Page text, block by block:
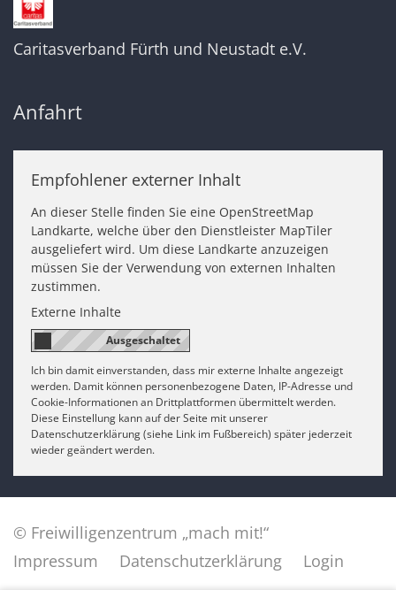
Caritasverband Fürth und Neustadt e.V.
Anfahrt
Empfohlener externer Inhalt
An dieser Stelle finden Sie eine OpenStreetMap
Landkarte, welche über den Dienstleister MapTiler
ausgeliefert wird. Um diese Landkarte anzuzeigen
müssen Sie der Verwendung von externen Inhalten
zustimmen.
Externe Inhalte
Ich bin damit einverstanden, dass mir externe Inhalte angezeigt
werden. Damit können personenbezogene Daten, IP-Adresse und
Cookie-Informationen an Drittplattformen übermittelt werden.
Diese Einstellung kann auf der Seite mit unserer
Datenschutzerklärung (siehe Link im Fußbereich) später jederzeit
wieder geändert werden.
© Freiwilligenzentrum „mach mit!“
Impressum
Datenschutzerklärung Login